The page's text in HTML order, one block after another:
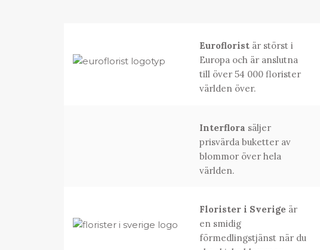
Euroflorist är störst i
Europa och är anslutna
till över 54 000 florister
världen över.
Interflora säljer
prisvärda buketter av
blommor över hela
världen.
Florister i Sverige är
en smidig
förmedlingstjänst när du